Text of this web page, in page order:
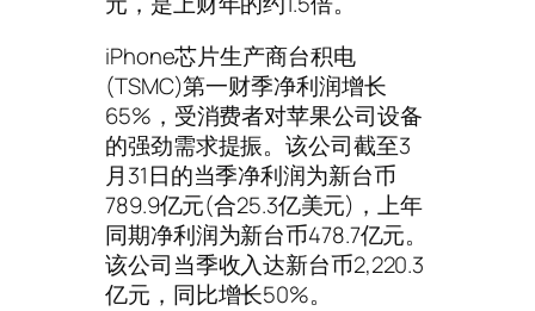
iPhone芯片生产商台积电
(TSMC)第一财季净利润增长
65%，受消费者对苹果公司设备
的强劲需求提振。该公司截至3
月31日的当季净利润为新台币
789.9亿元(合25.3亿美元)，上年
同期净利润为新台币478.7亿元。
该公司当季收入达新台币2,220.3
亿元，同比增长50%。